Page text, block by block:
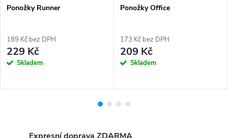
Ponožky Runner
189 Kč bez DPH
229 Kč
Skladem
Ponožky Office
173 Kč bez DPH
209 Kč
Skladem